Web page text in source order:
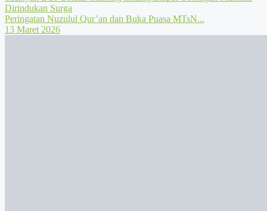
Peringatan Nuzulul Qur’an dan Buka Puasa MTsN...
13 Maret 2026